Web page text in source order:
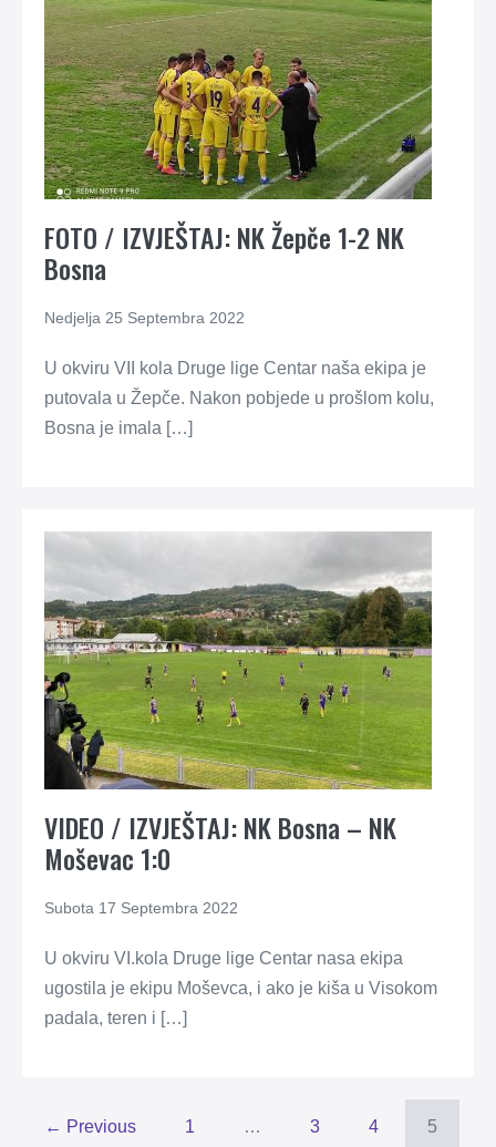
FOTO / IZVJEŠTAJ: NK Žepče 1-2 NK
Bosna
Nedjelja 25 Septembra 2022
U okviru VII kola Druge lige Centar naša ekipa je
putovala u Žepče. Nakon pobjede u prošlom kolu,
Bosna je imala […]
VIDEO / IZVJEŠTAJ: NK Bosna – NK
Moševac 1:0
Subota 17 Septembra 2022
U okviru VI.kola Druge lige Centar nasa ekipa
ugostila je ekipu Moševca, i ako je kiša u Visokom
padala, teren i […]
← Previous 1 … 3 4 5